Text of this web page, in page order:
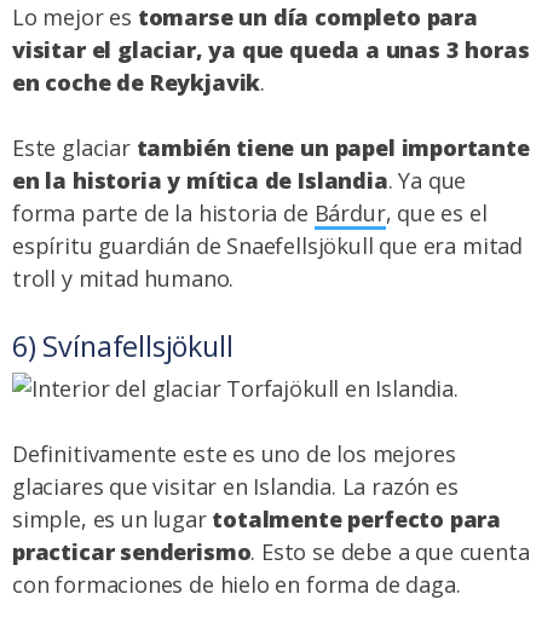
Lo mejor es tomarse un día completo para
visitar el glaciar, ya que queda a unas 3 horas
en coche de Reykjavik.
Este glaciar también tiene un papel importante
en la historia y mítica de Islandia. Ya que
forma parte de la historia de Bárdur, que es el
espíritu guardián de Snaefellsjökull que era mitad
troll y mitad humano.
6) Svínafellsjökull
Definitivamente este es uno de los mejores
glaciares que visitar en Islandia. La razón es
simple, es un lugar totalmente perfecto para
practicar senderismo. Esto se debe a que cuenta
con formaciones de hielo en forma de daga.